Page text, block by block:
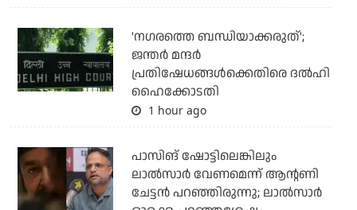
'നഗരത്തെ ബന്ധിയാക്കരുത്';
ജന്തര്‍ മന്ദര്‍
പ്രതിഷേധങ്ങള്‍ക്കെതിരെ ദല്‍ഹി
ഹൈക്കോടതി
1 hour ago
പാസിങ് ഷോട്ടിലെങ്കിലും
ലാല്‍സാര്‍ വേണമെന്ന് ആന്റണി
ചേട്ടന്‍ പറഞ്ഞിരുന്നു; ലാല്‍സാര്‍